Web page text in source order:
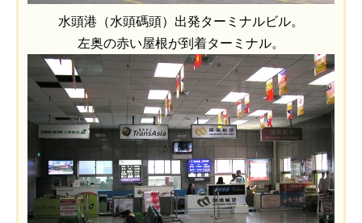
水頭港（水頭碼頭）出発ターミナルビル。
左奥の赤い屋根が到着ターミナル。